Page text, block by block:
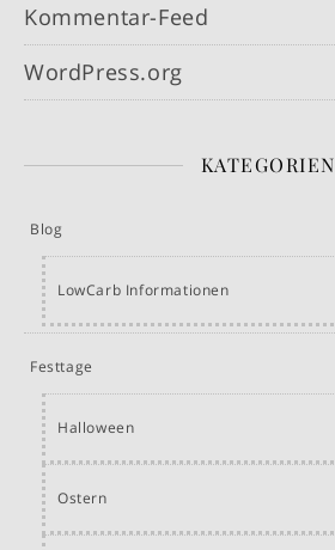
Kommentar-Feed
WordPress.org
KATEGORIEN
Blog
LowCarb Informationen
Festtage
Halloween
Ostern